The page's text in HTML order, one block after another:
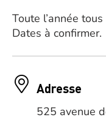
Toute l’année
Dates à confirmer.
Adresse
525 avenue